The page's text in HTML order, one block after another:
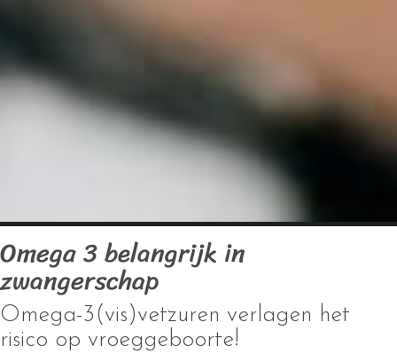
Omega 3 belangrijk in
zwangerschap
Omega-3(vis)vetzuren verlagen het
risico op vroeggeboorte!